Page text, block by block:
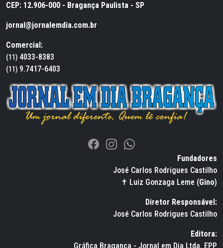
CEP: 12.906-000 - Bragança Paulista - SP
jornal@jornalemdia.com.br
Comercial:
(11) 4033-8383
(11) 9.7417-6403
Fundadores
José Carlos Rodrigues Castilho
✝ Luiz Gonzaga Leme (Gino)
Diretor Responsável:
José Carlos Rodrigues Castilho
Editora:
Gráfica Bragança - Jornal em Dia Ltda. EPP